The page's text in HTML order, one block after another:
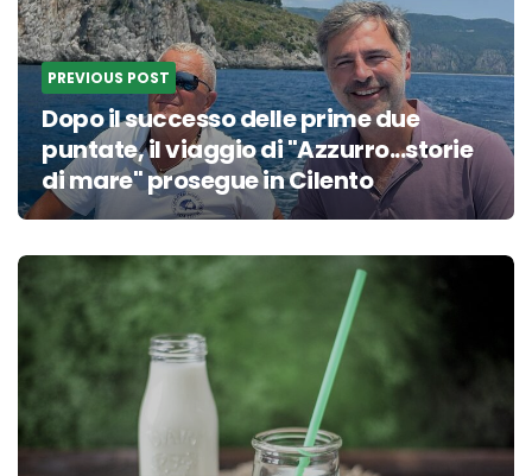
PREVIOUS POST
Dopo il successo delle prime due
puntate, il viaggio di "Azzurro...storie
di mare" prosegue in Cilento